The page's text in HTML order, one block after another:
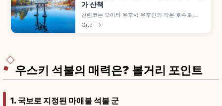
가 산책
긴린코는 오이타 유후시 유후인의 작은 호수로,
1884년 학자 모리 쿠소가 명명했습니다. 가을~겨
Oita →
우스키 석불의 매력은? 볼거리 포인트
1. 국보로 지정된 마애불 석불 군